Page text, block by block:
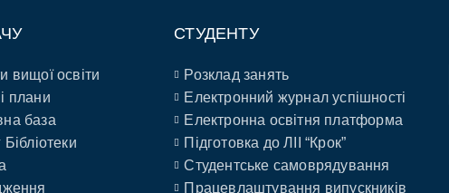
вищої освіти
плани
база
СТУДЕНТУ
Розклад занять
Електронний журнал успішності
Електронна освітня платформа
Підготовка до ЛІІ “Крок”
Студентське самоврядування
Працевлаштування випускників